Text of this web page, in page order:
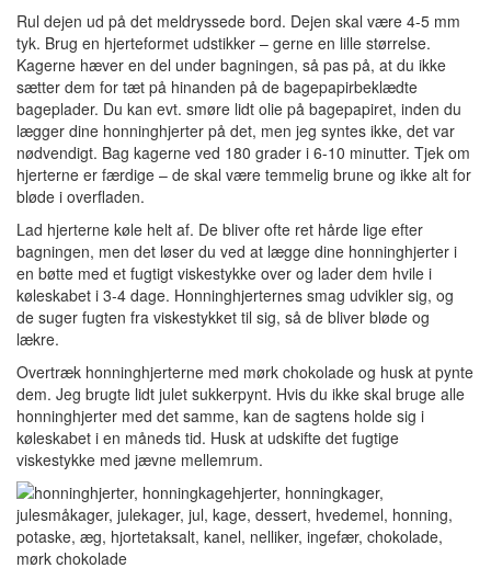
Rul dejen ud på det meldryssede bord. Dejen skal være 4-5 mm
tyk. Brug en hjerteformet udstikker – gerne en lille størrelse.
Kagerne hæver en del under bagningen, så pas på, at du ikke
sætter dem for tæt på hinanden på de bagepapirbeklædte
bageplader. Du kan evt. smøre lidt olie på bagepapiret, inden du
lægger dine honninghjerter på det, men jeg syntes ikke, det var
nødvendigt. Bag kagerne ved 180 grader i 6-10 minutter. Tjek om
hjerterne er færdige – de skal være temmelig brune og ikke alt for
bløde i overfladen.
Lad hjerterne køle helt af. De bliver ofte ret hårde lige efter
bagningen, men det løser du ved at lægge dine honninghjerter i
en bøtte med et fugtigt viskestykke over og lader dem hvile i
køleskabet i 3-4 dage. Honninghjerternes smag udvikler sig, og
de suger fugten fra viskestykket til sig, så de bliver bløde og
lækre.
Overtræk honninghjerterne med mørk chokolade og husk at pynte
dem. Jeg brugte lidt julet sukkerpynt. Hvis du ikke skal bruge alle
honninghjerter med det samme, kan de sagtens holde sig i
køleskabet i en måneds tid. Husk at udskifte det fugtige
viskestykke med jævne mellemrum.